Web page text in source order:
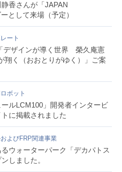
静香さんが「JAPAN
として来場（予定）
ート
ザインが導く世界 榮久庵憲
く（おおとりがゆく）」ご案
ボット
ールLCM100」開発者インタービ
に掲載されました
よびFRP関連事業
ウォーターパーク「デカパトス
ンしました。